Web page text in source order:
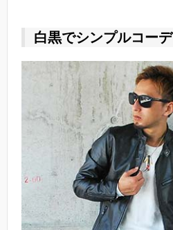
白黒でシンプルコーデ